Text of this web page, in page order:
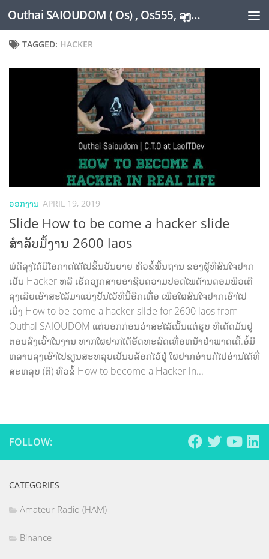
Skip to content Outhai SAIOUDOM ( Os) , Os555, ລຸງໂອ້ດ, LoungOs, UngleOs, XW1OS Official Website...
TAGGED: HACKER
ອອກງານ APRIL 19, 2019
Slide How to be come a hacker slide
ສຳລັບມື້ງານ 2600 laos
ພໍດີລຸງໄດ້ມິໂອກາດໄດ້ໄປຂຶ້ນບັນຍາຍ ຫົວຂໍ້ພື້ນຖານ ຂອງຜູ້ທີ່ສົນໃຈຢາກ
ເປັນ Hacker ຫລື ເຮັດວຽກສາຍອາຊີບຄວາມປອດໄພດ້ານຄອມພິວເຕີ
ລຸງເລີຍເອົາສະໄລ້ມາແບ່ງປັນໄວ້ທີ່ນີ້ອີກເທື່ອ ເພື່ອໃຜສົນໃຈຢາກເອົາໄປ
ເບິ່ງ How to be come a hacker slide for 2600 laos from
Outhai SAIOUDOM ແຕ່ບອກກ່ອນວ່າສະໄລ້ເນັ້ນແຕ່ຮູບ ທີ່ເດັດມັນຢູ່
ຕອນລົງເວົ້າໃນງານ ຫາກໃຜຢາກໄດ້ອັດທະລົດເທື່ອຫນ້າຢ່າພາດເດີ້.ອໍ້ມີ
ຫລານລຸງເອົາໄປຂຽນສະຫລຸບເປັນບລັອກໄວ້ຢູ່ ໃຜຢາກອ່ານກໍໄປອ່ານໄດ້ທີ່
ສະຫລຸບ (ຕິ) ຫົວຂໍ້ How to become a Hacker in...
FOLLOW:
CATEGORIES
Amateur Radio (HAM)
Binance